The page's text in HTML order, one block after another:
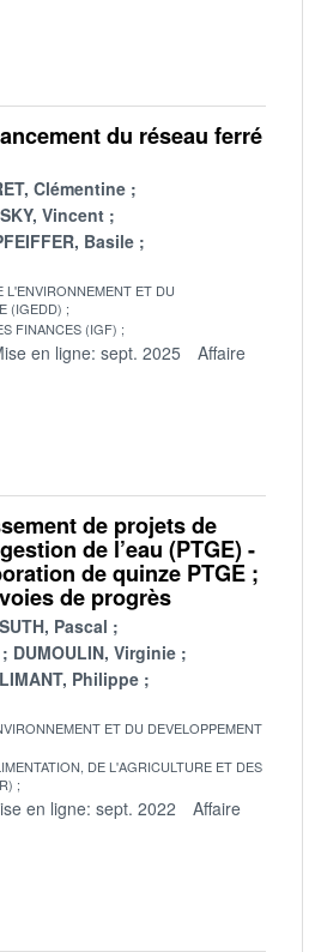
du réseau ferré
Clémentine
Vincent
Basile
L'ENVIRONNEMENT ET DU
(IGEDD)
FINANCES (IGF)
en ligne: sept. 2025
Affaire
de projets de
de l’eau (PTGE) -
de quinze PTGE ;
de progrès
Pascal
DUMOULIN, Virginie
Philippe
ET DU DEVELOPPEMENT
DE L'AGRICULTURE ET DES
en ligne: sept. 2022
Affaire